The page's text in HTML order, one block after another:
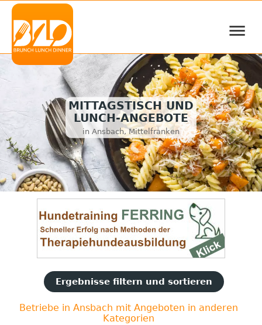
≡
MITTAGSTISCH UND
LUNCH-ANGEBOTE
in Ansbach, Mittelfranken
Ergebnisse filtern und sortieren
Betriebe in Ansbach mit Angeboten in anderen
Kategorien